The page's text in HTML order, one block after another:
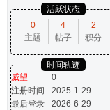
活跃状态
0
主题
4
帖子
2
积分
时间轨迹
威望
0
注册时间
2025-1-29
最后登录
2026-6-29